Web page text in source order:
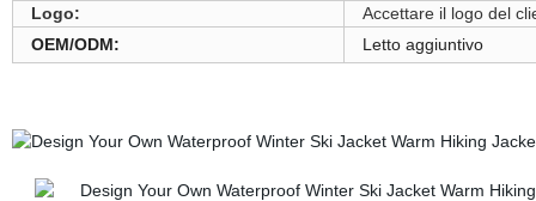
Logo:
Accettare il logo del
OEM/ODM:
Letto aggiuntivo